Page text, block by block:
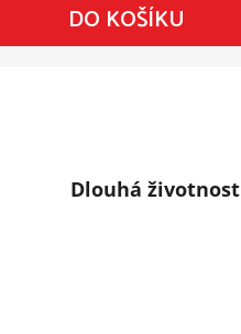
DO KOŠÍKU
Dlouhá životnost